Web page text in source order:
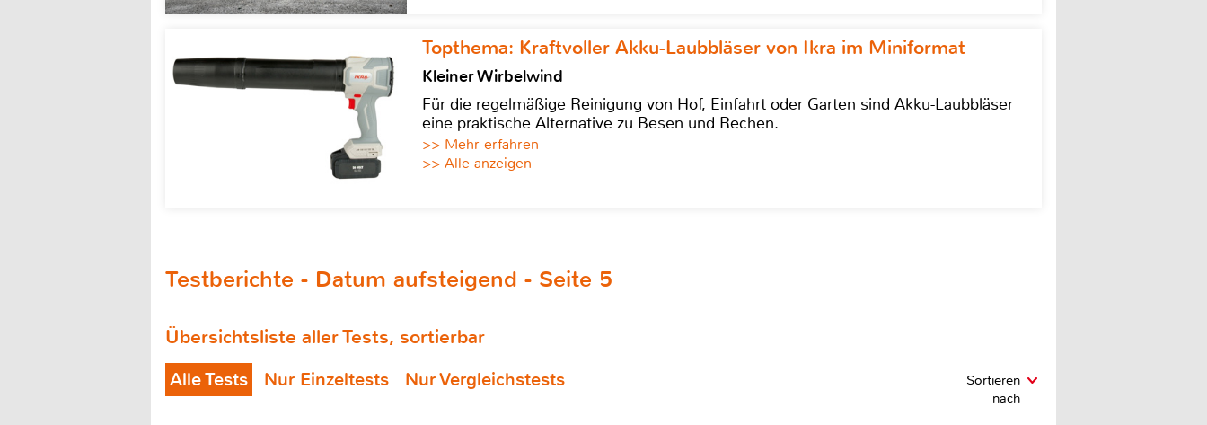
Topthema: Kraftvoller Akku-Laubbläser von Ikra im Miniformat
Kleiner Wirbelwind
Für die regelmäßige Reinigung von Hof, Einfahrt oder Garten sind Akku-Laubbläser
eine praktische Alternative zu Besen und Rechen.
>> Mehr erfahren
>> Alle anzeigen
Testberichte - Datum aufsteigend - Seite 5
Übersichtsliste aller Tests, sortierbar
Alle Tests Nur Einzeltests Nur Vergleichstests
Sortieren
nach